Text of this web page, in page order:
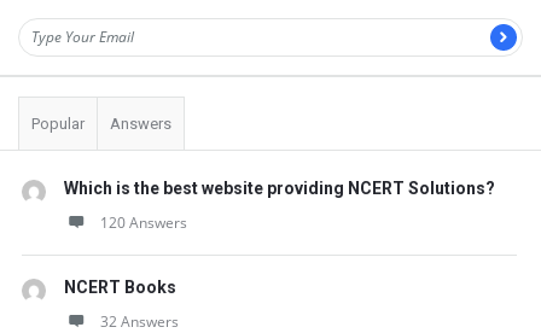
Popular Answers
Which is the best website providing NCERT Solutions?
120 Answers
NCERT Books
32 Answers